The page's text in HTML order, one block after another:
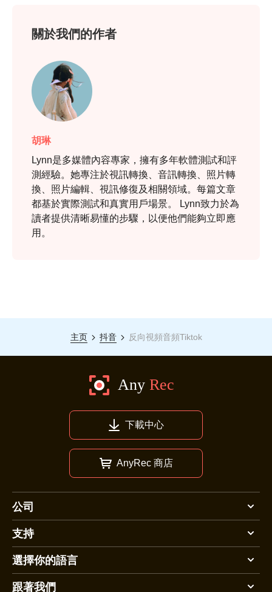
關於我們的作者
胡琳
Lynn是多媒體內容專家，擁有多年軟體測試和評
測經驗。她專注於視訊轉換、音訊轉換、照片轉
換、照片編輯、視訊修復及相關領域。每篇文章
都基於實際測試和真實用戶場景。 Lynn致力於為
讀者提供清晰易懂的步驟，以便他們能夠立即應
用。
主页 抖音 反向視頻音頻Tiktok
下載中心
AnyRec 商店
公司
支持
選擇你的語言
跟著我們